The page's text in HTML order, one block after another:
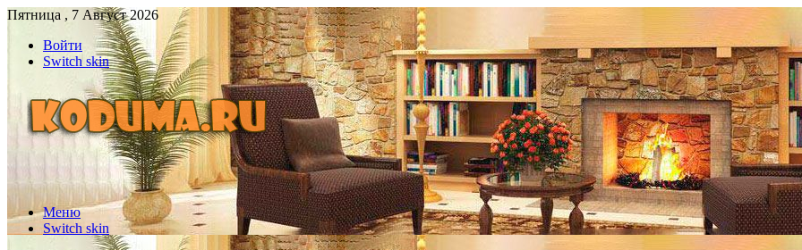
Пятница , 7 Август 2026
Войти
Switch skin
Меню
Switch skin